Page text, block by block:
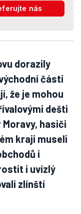
nás
dorazily
části
že je mohou
dešti
hasiči
kraji museli
i
i uvízlý
zlínští